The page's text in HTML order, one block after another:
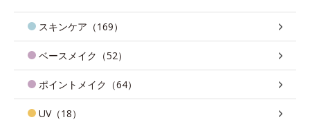
スキンケア（169）
ベースメイク（52）
ポイントメイク（64）
UV（18）